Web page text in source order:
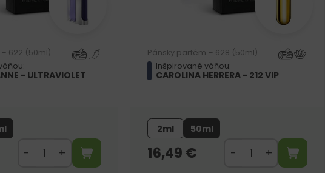
622 (50ml)
- ULTRAVIOLET
Pánsky parfém – 628 (50ml)
Inšpirované vôňou:
CAROLINA HERRERA - 212 VIP
2ml 50ml
16,49 €